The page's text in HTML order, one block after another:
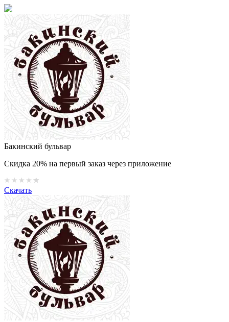
Бакинский бульвар
Скидка 20% на первый заказ через приложение
Скачать